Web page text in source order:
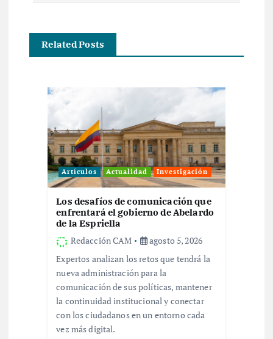
Related Posts
Artículos Actualidad Investigación
Los desafíos de comunicación que
enfrentará el gobierno de Abelardo
de la Espriella
Redacción CAM
agosto 5, 2026
Expertos analizan los retos que tendrá la
nueva administración para la
comunicación de sus políticas, mantener
la continuidad institucional y conectar
con los ciudadanos en un entorno cada
vez más digital.